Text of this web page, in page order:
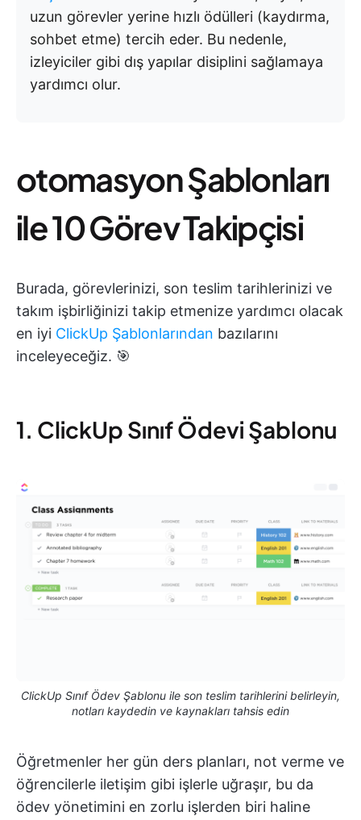
uzun görevler yerine hızlı ödülleri (kaydırma,
sohbet etme) tercih eder. Bu nedenle,
izleyiciler gibi dış yapılar disiplini sağlamaya
yardımcı olur.
otomasyon Şablonları
ile 10 Görev Takipçisi
Burada, görevlerinizi, son teslim tarihlerinizi ve
takım işbirliğinizi takip etmenize yardımcı olacak
en iyi ClickUp Şablonlarından bazılarını
inceleyeceğiz. 🎯
1. ClickUp Sınıf Ödevi Şablonu
ClickUp Sınıf Ödev Şablonu ile son teslim tarihlerini belirleyin,
notları kaydedin ve kaynakları tahsis edin
Öğretmenler her gün ders planları, not verme ve
öğrencilerle iletişim gibi işlerle uğraşır, bu da
ödev yönetimini en zorlu işlerden biri haline